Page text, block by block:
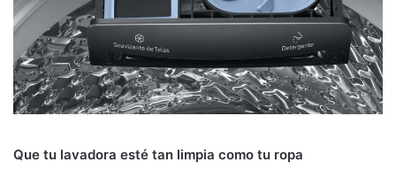
Que tu lavadora esté tan limpia como tu ropa